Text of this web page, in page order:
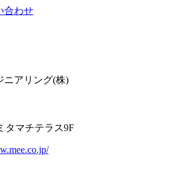
合わせ
ニアリング(株)
タマチテラス9F